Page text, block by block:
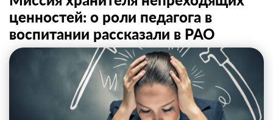
ценностей: о роли педагога в
воспитании рассказали в РАО